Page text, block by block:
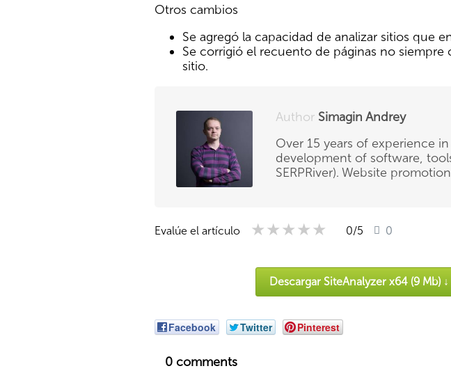
Otros cambios
Se agregó la capacidad de analizar sitios que
Se corrigió el recuento de páginas no
sitio.
Author Simagin Andrey
Over 15 years of experience
development of software,
SERPRiver). Website
Evalúe el artículo ★★★★★
★★★★★
★★★★★ 0/5 0
Descargar SiteAnalyzer x64 (9 Mb) ↓
Facebook Twitter Pinterest
0 comments